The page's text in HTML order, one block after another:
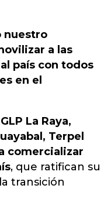
nuestro
a las
país con todos
en el
La Raya,
Terpel
comercializar
, que ratifican su
transición